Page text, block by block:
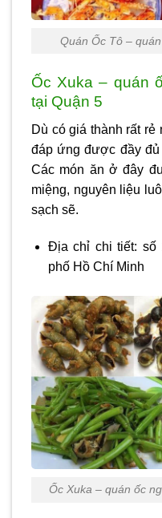
Quán Ốc Tô –
Ốc Xuka – quán
tại Quận 5
Dù có giá thành rất
đáp ứng được đầy đủ
Các món ăn ở đây
miệng, nguyên liệu
sạch sẽ.
Địa chỉ chi tiết: số
phố Hồ Chí Minh
Ốc Xuka – quán ốc